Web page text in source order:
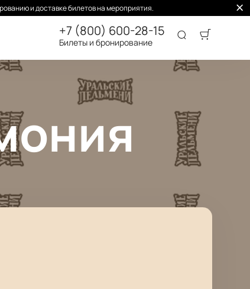
и доставке билетов на мероприятия.
+7 (800) 600-28-15
Билеты и бронирование